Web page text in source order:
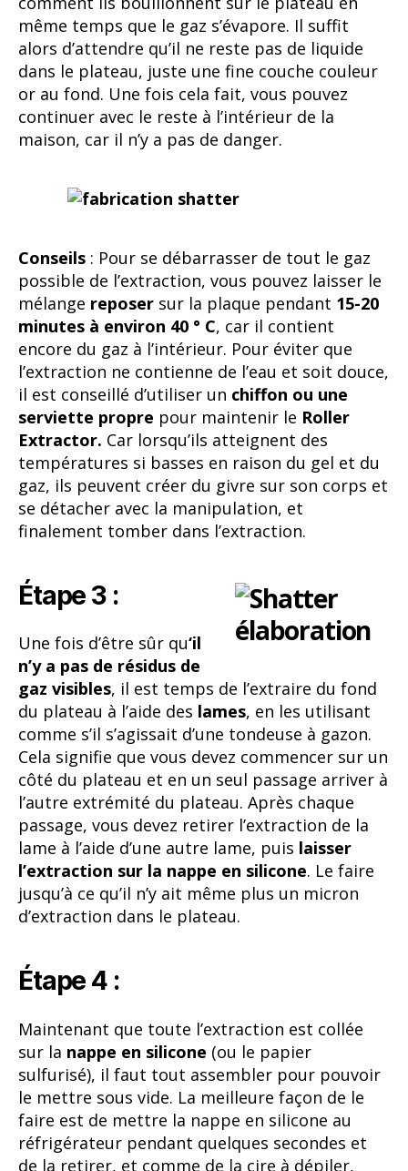
même temps que le gaz s’évapore. Il suffit
alors d’attendre qu’il ne reste pas de liquide
dans le plateau, juste une fine couche couleur
or au fond. Une fois cela fait, vous pouvez
continuer avec le reste à l’intérieur de la
maison, car il n’y a pas de danger.
Conseils : Pour se débarrasser de tout le gaz
possible de l’extraction, vous pouvez laisser le
mélange reposer sur la plaque pendant 15-20
minutes à environ 40 ° C, car il contient
encore du gaz à l’intérieur. Pour éviter que
l’extraction ne contienne de l’eau et soit douce,
il est conseillé d’utiliser un chiffon ou une
serviette propre pour maintenir le Roller
Extractor. Car lorsqu’ils atteignent des
températures si basses en raison du gel et du
gaz, ils peuvent créer du givre sur son corps et
se détacher avec la manipulation, et
finalement tomber dans l’extraction.
Étape 3 :
Une fois d’être sûr qu‘il
n’y a pas de résidus de
gaz visibles, il est temps de l’extraire du fond
du plateau à l’aide des lames, en les utilisant
comme s’il s’agissait d’une tondeuse à gazon.
Cela signifie que vous devez commencer sur un
côté du plateau et en un seul passage arriver à
l’autre extrémité du plateau. Après chaque
passage, vous devez retirer l’extraction de la
lame à l’aide d’une autre lame, puis laisser
l’extraction sur la nappe en silicone. Le faire
jusqu’à ce qu’il n’y ait même plus un micron
d’extraction dans le plateau.
Étape 4 :
Maintenant que toute l’extraction est collée
sur la nappe en silicone (ou le papier
sulfurisé), il faut tout assembler pour pouvoir
le mettre sous vide. La meilleure façon de le
faire est de mettre la nappe en silicone au
réfrigérateur pendant quelques secondes et
de la retirer, et comme de la cire à dépiler,